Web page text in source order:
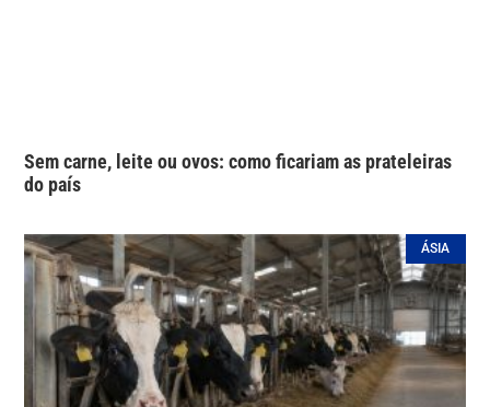
Sem carne, leite ou ovos: como ficariam as prateleiras
do país
ÁSIA